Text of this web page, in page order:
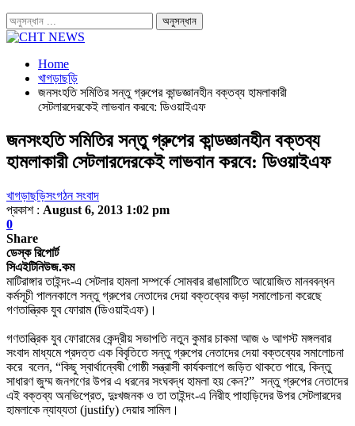
Home
খাগড়াছড়ি
জনসংহতি সমিতির সন্তু গ্রুপের কান্ডজ্ঞানহীন বক্তব্য হামলাকারী
সেটলারদেরকেই লাভবান করবে: ডিওয়াইএফ
জনসংহতি সমিতির সন্তু গ্রুপের কান্ডজ্ঞানহীন বক্তব্য
হামলাকারী সেটলারদেরকেই লাভবান করবে: ডিওয়াইএফ
খাগড়াছড়িসংগঠন সংবাদ
প্রকাশ : August 6, 2013 1:02 pm
0
Share
ডেস্ক রিপোর্ট
সিএইটিনিউজ.কম
মাটিরাঙ্গার তাইন্দং-এ সেটলার হামলা সম্পর্কে সোমবাররাঙামাটিতে আয়োজিত মানববন্ধন
কর্মসূচী পালনকালে সন্তু গ্রুপের নেতাদের দেয়া বক্তব্যের কড়া সমালোচনা করেছে
গণতান্ত্রিক যুব ফোরাম (ডিওয়াইএফ)।
গণতান্ত্রিক যুব ফোরামের কেন্দ্রীয় সভাপতি নতুন কুমার চাকমা আজ ৬ আগস্ট মঙ্গলবার
সংবাদ মাধ্যমে প্রদত্ত এক বিবৃতিতে সন্তু গ্রুপের নেতাদের দেয়া বক্তব্যের সমালোচনা
করে বলেন, “কিছু স্বার্থান্বেষী গোষ্ঠী সন্ত্রাসী কার্যকলাপে জড়িত থাকতে পারে, কিন্তু
সাধারণ জুম্ম জনগণের উপর এ ধরনের সংঘবদ্ধ হামলা হয় কেন?” সন্তু গ্রুপের নেতাদের
এই বক্তব্য অনভিপ্রেত, দুঃখজনক ও তা তাইন্দং-এ নিরীহ পাহাড়িদের উপর সেটলারদের
হামলাকে ন্যায্যতা (justify) দেয়ার সামিল।